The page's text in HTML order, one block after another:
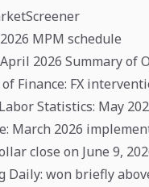
MPM schedule
2026 Summary of
Finance: FX
Statistics: May
March 2026
close on June 9,
Daily: won briefly